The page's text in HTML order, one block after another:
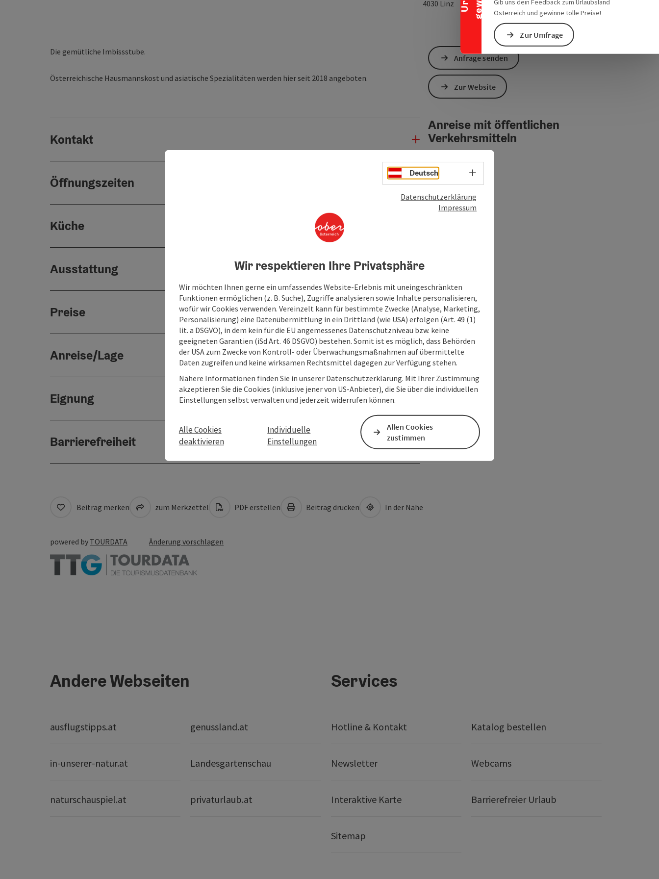
Gib uns dein Feedback zum Urlaubsland
Österreich und gewinne tolle Preise!
Zur Umfrage
4030 Linz Anreise mit öffentlichen
in Google Maps öffnen
in Apple Maps
Die gemütliche Imbissstube.
Österreichische Hausmannskost und asiatische Spezialitäten werden hier seit 2018 angeboten.
Kontakt
Öffnungszeiten
Küche
Ausstattung
Preise
Anreise/Lage
Eignung
Barrierefreiheit
Anfrage senden
Zur Website
Anreise mit öffentlichen
Verkehrsmitteln
Beitrag merken zum Merkzettel PDF erstellen Beitrag drucken In der Nähe
powered by TOURDATA Änderung vorschlagen
Andere Webseiten
ausflugstipps.at genussland.at
in-unserer-natur.at Landesgartenschau
naturschauspiel.at privaturlaub.at
Services
Hotline & Kontakt Katalog bestellen
Newsletter Webcams
Interaktive Karte Barrierefreier Urlaub
Sitemap
Deutsch Sprachwahl - Menü öffnen
Datenschutzerklärung
Impressum
Wir respektieren Ihre Privatsphäre
Wir möchten Ihnen gerne ein umfassendes Website-Erlebnis mit uneingeschränkten
Funktionen ermöglichen (z. B. Suche), Zugriffe analysieren sowie Inhalte personalisieren,
wofür wir Cookies verwenden. Vereinzelt kann für bestimmte Zwecke (Analyse, Marketing,
Personalisierung) eine Datenübermittlung in ein Drittland (wie USA) erfolgen (Art. 49 (1)
lit. a DSGVO), in dem kein für die EU angemessenes Datenschutzniveau bzw. keine
geeigneten Garantien (iSd Art. 46 DSGVO) bestehen. Somit ist es möglich, dass Behörden
der USA zum Zwecke von Kontroll- oder Überwachungsmaßnahmen auf übermittelte
Daten zugreifen und keine wirksamen Rechtsmittel dagegen zur Verfügung stehen.
Nähere Informationen finden Sie in unserer Datenschutzerklärung. Mit Ihrer Zustimmung
akzeptieren Sie die Cookies (inklusive jener von US-Anbieter), die Sie über die individuellen
Einstellungen selbst verwalten und jederzeit widerrufen können.
Alle Cookies
deaktivieren
Individuelle
Einstellungen
Allen Cookies
zustimmen